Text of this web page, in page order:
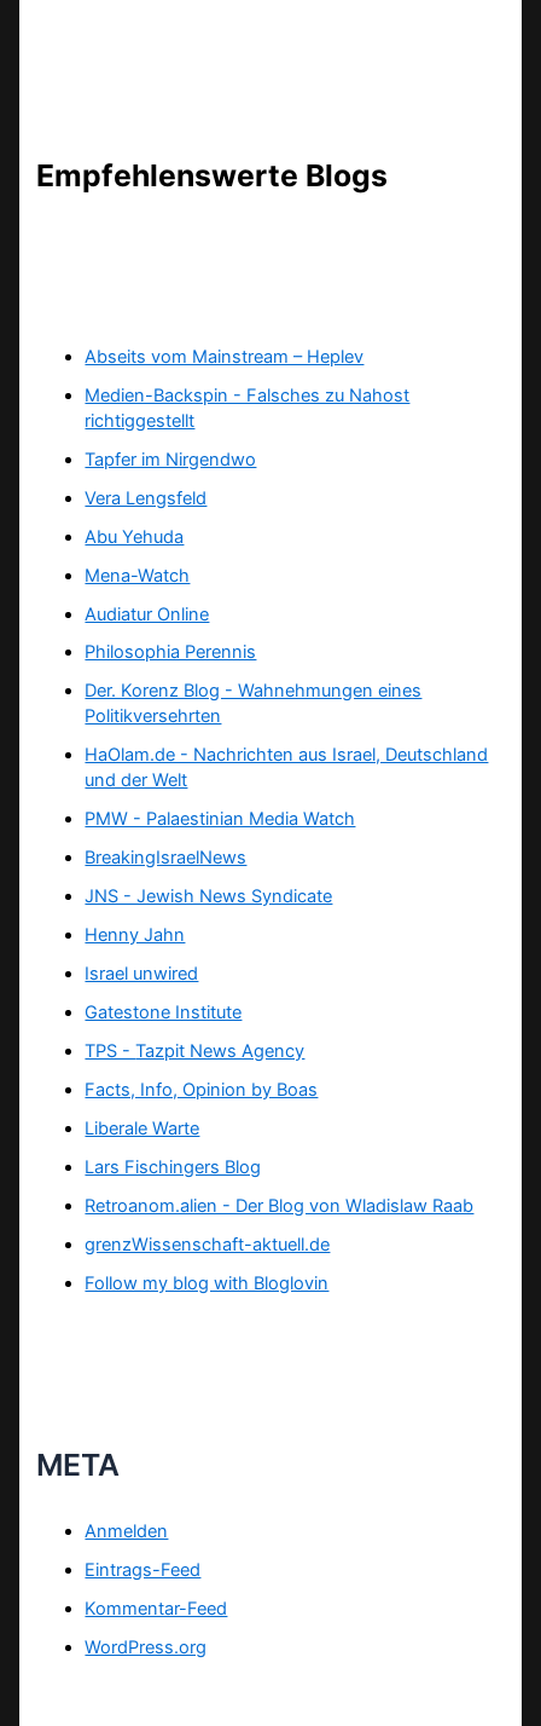
Empfehlenswerte Blogs
Abseits vom Mainstream – Heplev
Medien-Backspin - Falsches zu Nahost
richtiggestellt
Tapfer im Nirgendwo
Vera Lengsfeld
Abu Yehuda
Mena-Watch
Audiatur Online
Philosophia Perennis
Der. Korenz Blog - Wahnehmungen eines
Politikversehrten
HaOlam.de - Nachrichten aus Israel, Deutschland
und der Welt
PMW - Palaestinian Media Watch
BreakingIsraelNews
JNS - Jewish News Syndicate
Henny Jahn
Israel unwired
Gatestone Institute
TPS -Tazpit News Agency
Facts, Info, Opinion by Boas
Liberale Warte
Lars Fischingers Blog
Retroanom.alien - Der Blog von Wladislaw Raab
grenzWissenschaft-aktuell.de
Follow my blog with Bloglovin
META
Anmelden
Eintrags-Feed
Kommentar-Feed
WordPress.org